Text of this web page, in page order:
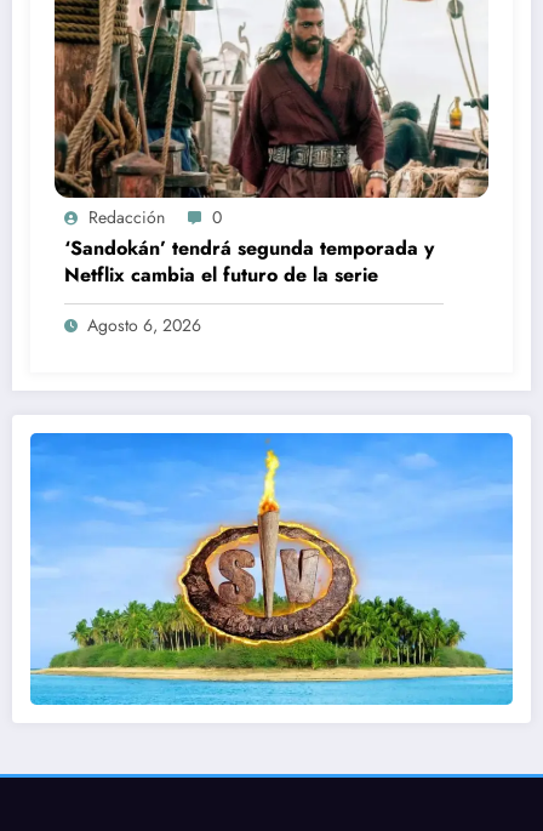
Redacción 0
‘Sandokán’ tendrá segunda temporada y
Netflix cambia el futuro de la serie
Agosto 6, 2026